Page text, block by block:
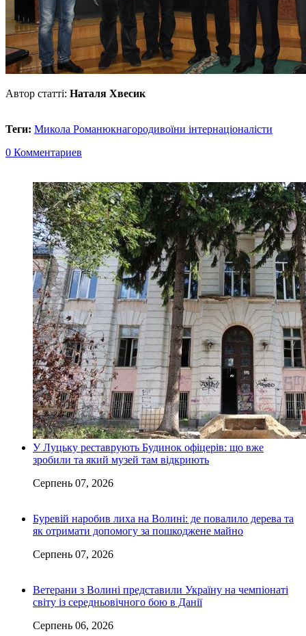
Автор статті: Наталя Хвесик
Теги: Микола Романюкнагородивоїни інтернаціоналісти
0 Комментариев
У Луцьку реставрують Будинок офіцерів: що вже
зробили та який музей там відкриють
Серпень 07, 2026
Буревій наробив лиха на Волині: де повалило дерева та
як отримати допомогу за пошкоджене майно
Серпень 07, 2026
Ветерани з Волині представили Україну на чемпіонаті
світу із середньовічного бою в Данії
Серпень 06, 2026